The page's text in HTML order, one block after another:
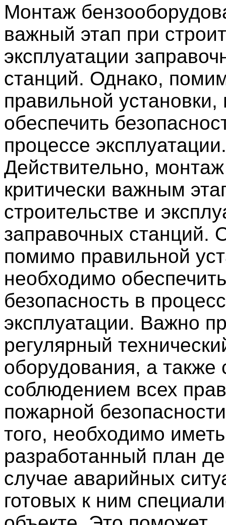
Монтаж
важный этап при
эксплуатации
станций. Однако,
правильной
обеспечить
процессе эксплуатации.
Действительно,
критически важным
строительстве и
заправочных станций.
помимо правильной
необходимо обеспечить
безопасность в
эксплуатации. Важно
регулярный
оборудования, а также
соблюдением всех
пожарной
того, необходимо иметь
разработанный план
случае аварийных
готовых к ним